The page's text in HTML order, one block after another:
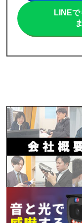
LINEで